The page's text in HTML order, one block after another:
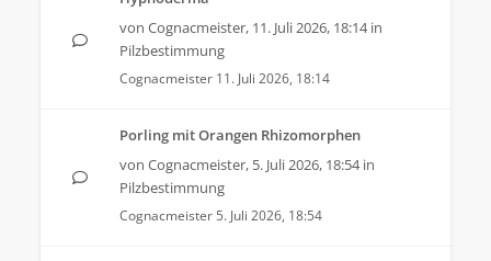
von Cognacmeister, 11. Juli 2026, 18:14in
Pilzbestimmung
Cognacmeister 11. Juli 2026, 18:14
Porling mit Orangen Rhizomorphen
von Cognacmeister, 5. Juli 2026, 18:54in
Pilzbestimmung
Cognacmeister 5. Juli 2026, 18:54